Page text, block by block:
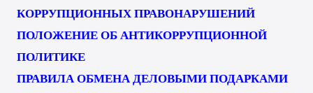
КОРРУПЦИОННЫХ ПРАВОНАРУШЕНИЙ
ПОЛОЖЕНИЕ ОБ АНТИКОРРУПЦИОННОЙ
ПОЛИТИКЕ
ПРАВИЛА ОБМЕНА ДЕЛОВЫМИ ПОДАРКАМИ